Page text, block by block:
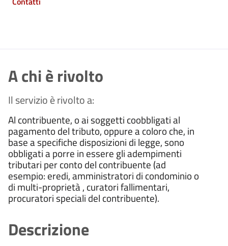
A chi è rivolto
Il servizio è rivolto a:
Al contribuente, o ai soggetti coobbligati al
pagamento del tributo, oppure a coloro che, in
base a specifiche disposizioni di legge, sono
obbligati a porre in essere gli adempimenti
tributari per conto del contribuente (ad
esempio: eredi, amministratori di condominio o
di multi-proprietà , curatori fallimentari,
procuratori speciali del contribuente).
Descrizione